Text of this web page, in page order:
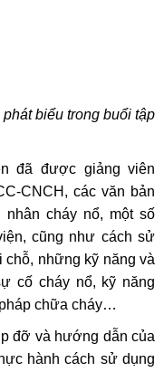
biểu trong buổi tập
đã được giảng viên
CNCH, các văn bản
nhân cháy nổ, một số
cũng như cách sử
những kỹ năng và
cố cháy nổ, kỹ năng
chữa cháy…
đỡ và hướng dẫn của
hành cách sử dụng